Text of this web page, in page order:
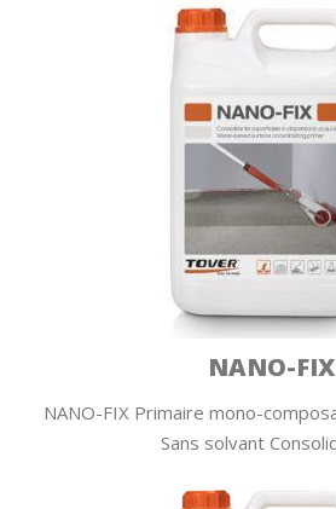
NANO-FIX
NANO-FIX Primaire mono-
Sans solvant